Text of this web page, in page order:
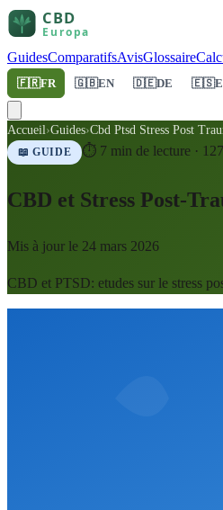
GuidesComparatifsAvisGlossaire
🇫🇷FR 🇬🇧EN 🇩🇪DE 🇪🇸
Accueil›Guides›Cbd Ptsd Stress Post
📖 GUIDE ⏱ 7 min de lecture ·
CBD et Stress Post-
Mis à jour le 24 mars 2026
CBD et PTSD: etudes sur le stress